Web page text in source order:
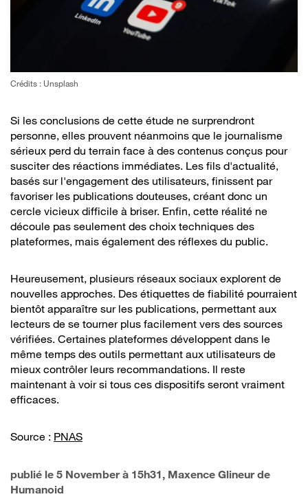
Crédits : Unsplash
Si les conclusions de cette étude ne surprendront
personne, elles prouvent néanmoins que le journalisme
sérieux perd du terrain face à des contenus conçus pour
susciter des réactions immédiates. Les fils d'actualité,
basés sur l'engagement des utilisateurs, finissent par
favoriser les publications douteuses, créant donc un
cercle vicieux difficile à briser. Enfin, cette réalité ne
découle pas seulement des choix techniques des
plateformes, mais également des réflexes du public.
Heureusement, plusieurs réseaux sociaux explorent de
nouvelles approches. Des étiquettes de fiabilité pourraient
bientôt apparaître sur les publications, permettant aux
lecteurs de se tourner plus facilement vers des sources
vérifiées. Certaines plateformes développent dans le
même temps des outils permettant aux utilisateurs de
mieux contrôler leurs recommandations. Il reste
maintenant à voir si tous ces dispositifs seront vraiment
efficaces.
Source : PNAS
publié le 5 November à 15h31, Maxence Glineur de
Humanoid